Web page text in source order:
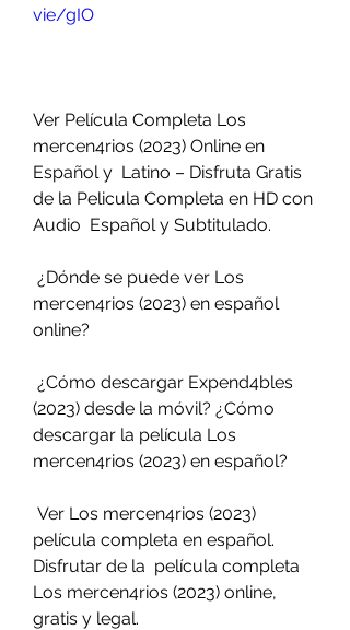
vie/gIO
Ver Película Completa Los
mercen4rios (2023) Online en
Español y  Latino – Disfruta Gratis
de la Pelicula Completa en HD con
Audio  Español y Subtitulado.
mercen4rios (2023) en español
online?
(2023) desde la móvil? ¿Cómo
descargar la película Los
mercen4rios (2023) en español?
película completa en español.
Disfrutar de la  película completa
Los mercen4rios (2023) online,
gratis y legal.